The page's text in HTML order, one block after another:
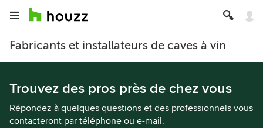
Fabricants et installateurs de caves à vin
Trouvez des pros près de chez vous
Répondez à quelques questions et des professionnels vous
contacteront par téléphone ou e-mail.